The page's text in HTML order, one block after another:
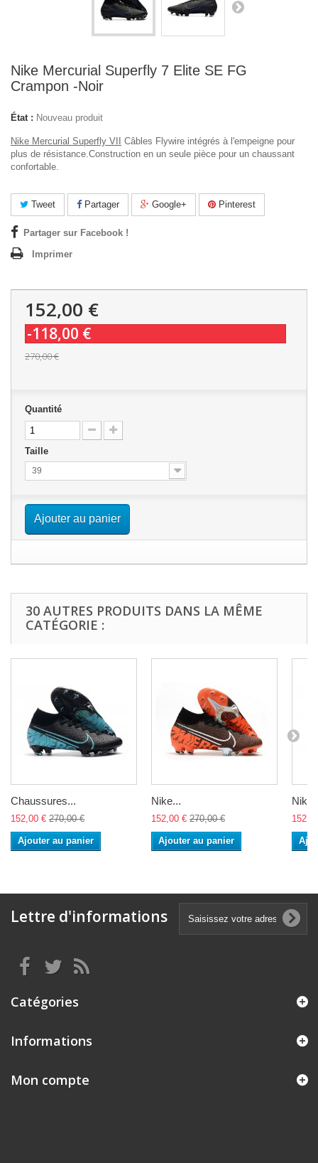
Nike Mercurial Superfly 7 Elite SE FG
Crampon -Noir
État : Nouveau produit
Nike Mercurial Superfly VII
Câbles Flywire intégrés à l'empeigne pour
plus de résistance.Construction en un seule pièce pour un chaussant
confortable.
Tweet Partager Google+ Pinterest
Partager sur Facebook !
Imprimer
152,00 €
-118,00 €
270,00 €
Quantité
Taille
39
Ajouter au panier
30 AUTRES PRODUITS DANS LA MÊME
CATÉGORIE :
Chaussures...
152,00 € 270,00 €
Ajouter au panier
Nike...
152,00 € 270,00 €
Ajouter au panier
Lettre d'informations
Catégories
Informations
Mon compte